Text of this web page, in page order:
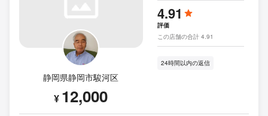
静岡県静岡市駿河区
¥ 12,000
4.91
評価
この店舗の合計 4.91
24時間以内の返信